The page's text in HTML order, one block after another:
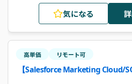
スケジュール/課題/品質/コスト管理経験
技術的な意思決定に参画した経験
開発メンバーへの指示/レビュー経験
気になる
高単価 リモート可
【Salesforce Marketing Cloud/